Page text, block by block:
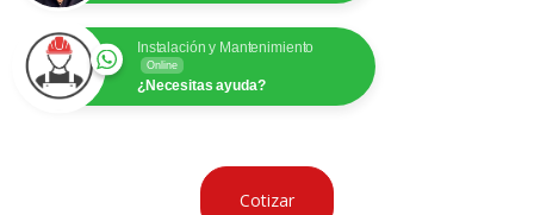
Instalación y Mantenimiento
Online
¿Necesitas ayuda?
Cotizar